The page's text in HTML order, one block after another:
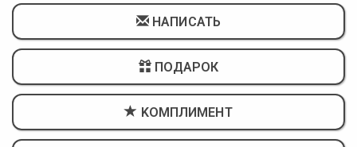
НАПИСАТЬ
ПОДАРОК
KОМПЛИМЕНТ